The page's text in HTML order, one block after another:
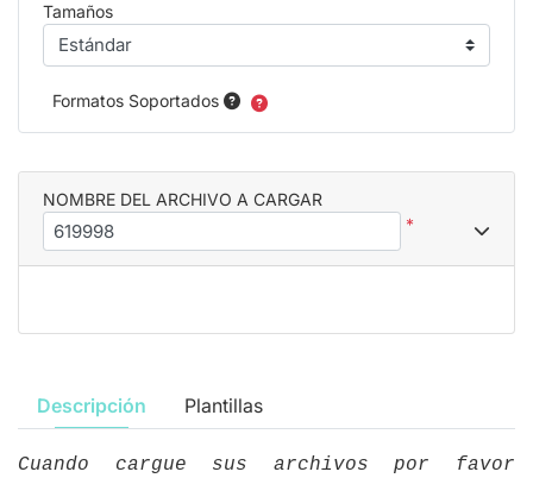
Descripción Plantillas
Cuando cargue sus archivos por favor
Tamaños
Formatos Soportados
NOMBRE DEL ARCHIVO A CARGAR
*